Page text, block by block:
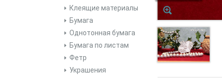
Клеящие материалы
Бумага
Однотонная бумага
Бумага по листам
Фетр
Украшения